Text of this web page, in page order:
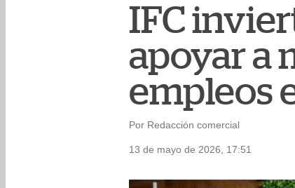
IFC
apoyar a
empleos
Por Redacción comercial
13 de mayo de 2026, 17:51